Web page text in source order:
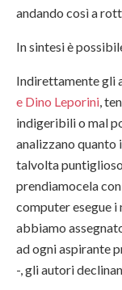
andando così a
In sintesi è
Indirettamente gli
e Dino Leporini
indigeribili o mal
analizzano quanto
talvolta
prendiamocela
computer esegue
abbiamo
ad ogni aspirante
-, gli autori